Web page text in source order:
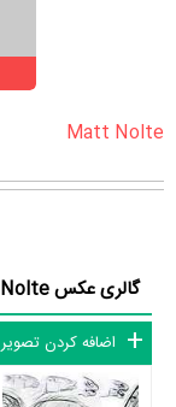
گالری عکس Matt Nolte
اضافه کردن تصویر